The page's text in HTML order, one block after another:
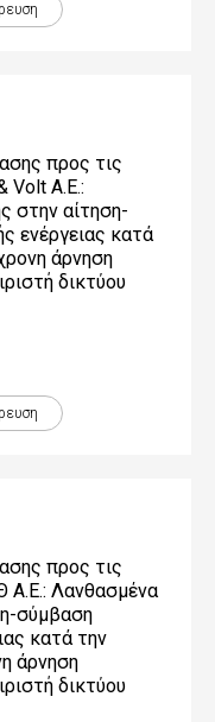
προς τις
Volt Α.Ε.:
στην αίτηση-
ενέργειας κατά
άρνηση
δικτύου
προς τις
Α.Ε.: Λανθασμένα
σύμβαση
κατά την
άρνηση
δικτύου